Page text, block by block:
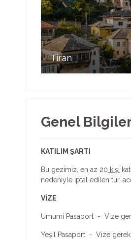
Tiran
Genel
KATILIM ŞARTI
Bu gezimiz, en az 20 kişi
nedeniyle iptal edilen tur,
VİZE
Umumi Pasaport - Vize
Yeşil Pasaport - Vize